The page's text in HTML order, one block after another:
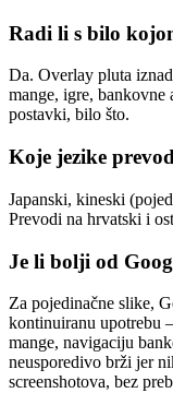
Radi li s bilo
Da. Overlay pluta
mange, igre,
postavki, bilo što.
Koje jezike
Japanski, kineski
Prevodi na hrvatski i
Je li bolji od
Za pojedinačne slike,
kontinuiranu upotrebu
mange, navigaciju
neusporedivo brži jer
screenshotova, bez